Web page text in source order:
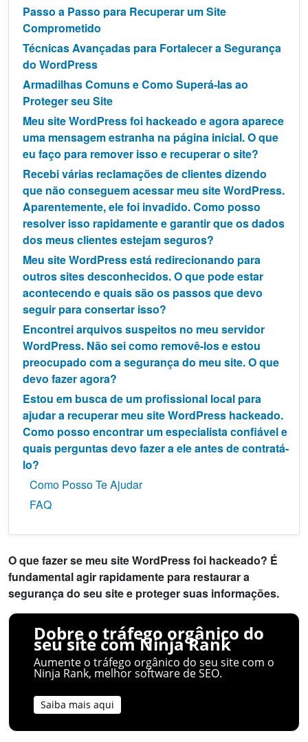
Passo a Passo para Recuperar um Site
Comprometido
Técnicas Avançadas para Fortalecer a Segurança
do WordPress
Armadilhas Comuns e Como Superá-las ao
Proteger seu Site
Meu site WordPress foi hackeado e agora aparece
uma mensagem estranha na página inicial. O que
eu faço para remover isso e recuperar o site?
Recebi várias reclamações de clientes dizendo
que não conseguem acessar meu site WordPress.
Aparentemente, ele foi invadido. Como posso
resolver isso rapidamente e garantir que os dados
dos meus clientes estejam seguros?
Meu site WordPress está redirecionando para
outros sites desconhecidos. O que pode estar
acontecendo e quais são os passos que devo
seguir para consertar isso?
Encontrei arquivos suspeitos no meu servidor
WordPress. Não sei como removê-los e estou
preocupado com a segurança do meu site. O que
devo fazer agora?
Estou em busca de um profissional local para
ajudar a recuperar meu site WordPress hackeado.
Como posso encontrar um especialista confiável e
quais perguntas devo fazer a ele antes de contratá-
lo?
Como Posso Te Ajudar
FAQ
O que fazer se meu site WordPress foi hackeado? É
fundamental agir rapidamente para restaurar a
segurança do seu site e proteger suas informações.
Dobre o tráfego orgânico do
seu site com Ninja Rank
Aumente o tráfego orgânico do seu site com o
Ninja Rank, melhor software de SEO.
Saiba mais aqui